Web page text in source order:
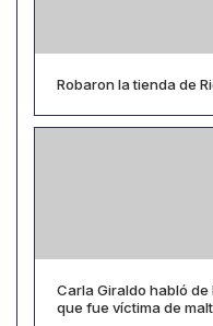
Robaron la tienda de
Carla Giraldo habló
que fue víctima de